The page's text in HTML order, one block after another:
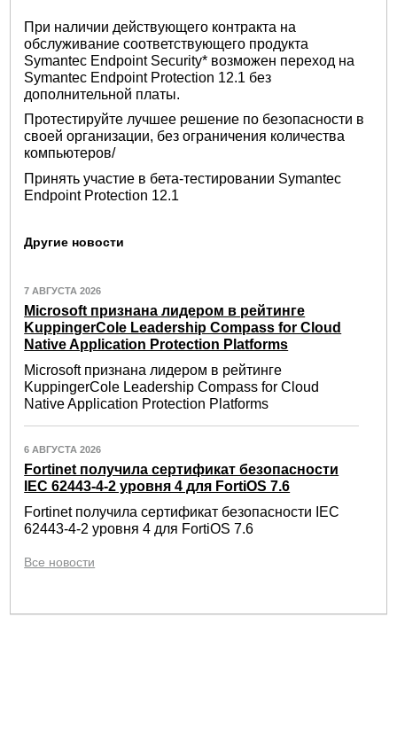
При наличии действующего контракта на
обслуживание соответствующего продукта
Symantec Endpoint Security* возможен переход на
Symantec Endpoint Protection 12.1 без
дополнительной платы.
Протестируйте лучшее решение по безопасности в
своей организации, без ограничения количества
компьютеров/
Принять участие в бета-тестировании Symantec
Endpoint Protection 12.1
Другие новости
7 АВГУСТА 2026
Microsoft признана лидером в рейтинге
KuppingerCole Leadership Compass for Cloud
Native Application Protection Platforms
Microsoft признана лидером в рейтинге
KuppingerCole Leadership Compass for Cloud
Native Application Protection Platforms
6 АВГУСТА 2026
Fortinet получила сертификат безопасности
IEC 62443-4-2 уровня 4 для FortiOS 7.6
Fortinet получила сертификат безопасности IEC
62443-4-2 уровня 4 для FortiOS 7.6
Все новости